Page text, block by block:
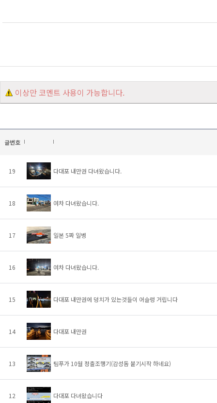
이상만 코멘트 사용이 가능합니다.
글번호
19 다대포 내만권 다녀왔습니다.
18 여차 다녀왔습니다.
17 일본 5짜 일벵
16 여차 다녀왔습니다.
15 다대포 내만권에 덩치가 있는것들이 어슬렁 거립니다
14 다대포 내만권
13 팀푸가 10월 정출조행기(감성돔 붙기시작 하네요)
12 다대포 다녀왔습니다